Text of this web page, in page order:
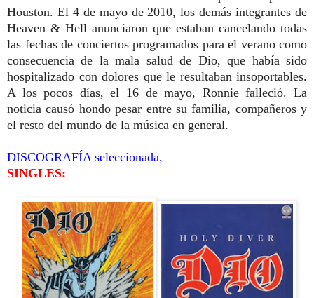
Houston. El 4 de mayo de 2010, los demás integrantes de
Heaven & Hell anunciaron que estaban cancelando todas
las fechas de conciertos programados para el verano como
consecuencia de la mala salud de Dio, que había sido
hospitalizado con dolores que le resultaban insoportables.
A los pocos días, el 16 de mayo, Ronnie falleció. La
noticia causó hondo pesar entre su familia, compañeros y
el resto del mundo de la música en general.
DISCOGRAFÍA seleccionada,
SINGLES: